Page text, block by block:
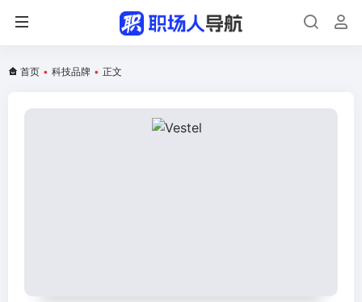
首页 • 科技品牌 • 正文